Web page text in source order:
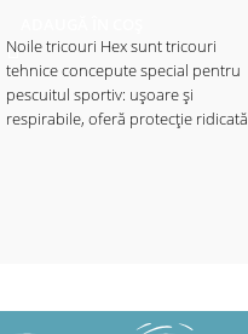
Noile tricouri Hex sunt tricouri
tehnice concepute special pentru
pescuitul sportiv: ușoare și
respirabile, oferă protecție ridicată